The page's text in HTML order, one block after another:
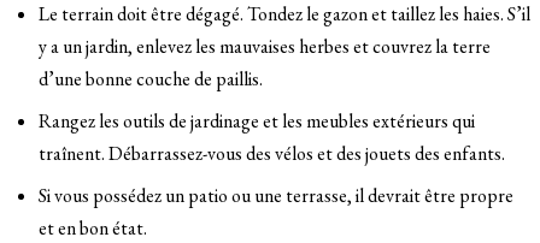
Le terrain doit être dégagé. Tondez le gazon et taillez les haies. S’il
y a un jardin, enlevez les mauvaises herbes et couvrez la terre
d’une bonne couche de paillis.
Rangez les outils de jardinage et les meubles extérieurs qui
traînent. Débarrassez-vous des vélos et des jouets des enfants.
Si vous possédez un patio ou une terrasse, il devrait être propre
et en bon état.